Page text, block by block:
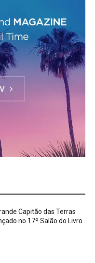
Capitão das Terras
no 17º Salão do Livro